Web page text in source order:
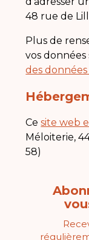
48 rue de
Plus de
vos
des
Cesite web
Méloiterie,
58)